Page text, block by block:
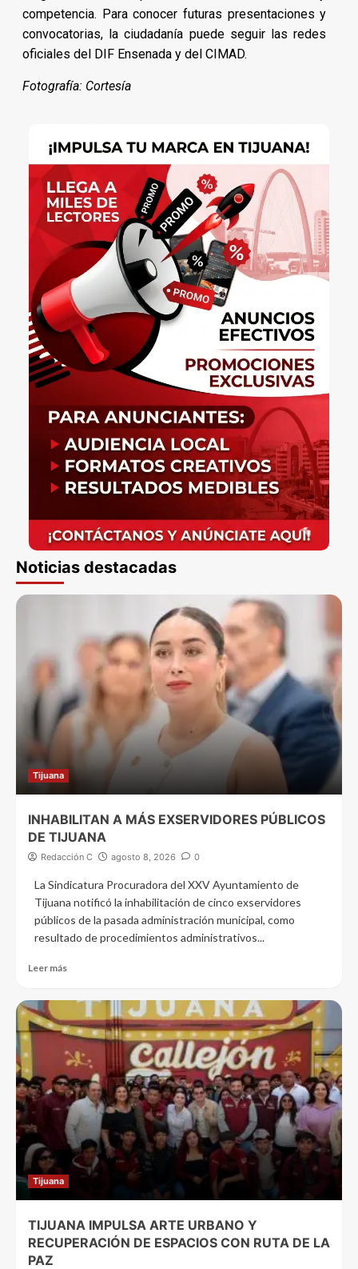
competencia. Para conocer futuras presentaciones y
convocatorias, la ciudadanía puede seguir las redes
oficiales del DIF Ensenada y del CIMAD.
Fotografía: Cortesía
Noticias destacadas
Tijuana
INHABILITAN A MÁS EXSERVIDORES PÚBLICOS
DE TIJUANA
Redacción C agosto 8, 2026 0
La Sindicatura Procuradora del XXV Ayuntamiento de
Tijuana notificó la inhabilitación de cinco exservidores
públicos de la pasada administración municipal, como
resultado de procedimientos administrativos...
Leer más
Tijuana
TIJUANA IMPULSA ARTE URBANO Y
RECUPERACIÓN DE ESPACIOS CON RUTA DE LA
PAZ